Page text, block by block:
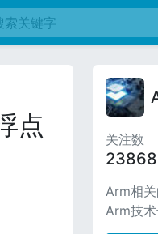
点
关注数
23868
Arm相
Arm技